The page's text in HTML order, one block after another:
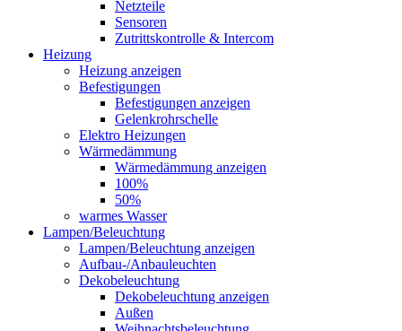
Netzteile
Sensoren
Zutrittskontrolle & Intercom
Heizung
Heizung anzeigen
Befestigungen
Befestigungen anzeigen
Gelenkrohrschelle
Elektro Heizungen
Wärmedämmung
Wärmedämmung anzeigen
100%
50%
warmes Wasser
Lampen/Beleuchtung
Lampen/Beleuchtung anzeigen
Aufbau-/Anbauleuchten
Dekobeleuchtung
Dekobeleuchtung anzeigen
Außen